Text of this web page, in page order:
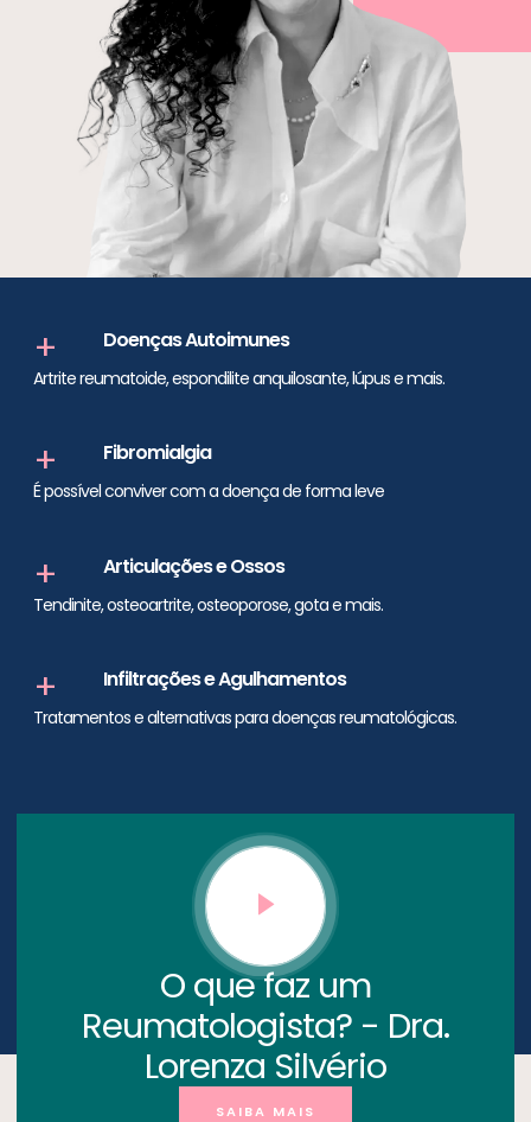
+ Doenças Autoimunes
Artrite reumatoide,espondilite anquilosante,lúpus e mais.
+ Fibromialgia
É possível conviver com a doença de forma leve
+ Articulações e Ossos
Tendinite,osteoartrite, osteoporose, gota e mais.
+ Infiltrações e Agulhamentos
Tratamentos e alternativas para doençasreumatológicas.
O que faz um
Reumatologista? - Dra.
Lorenza Silvério
SAIBA MAIS